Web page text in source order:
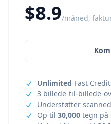
$8.9/måned,
Unlimited Fast
3 billede-til-billede-
Understøtter
Op til 30,000 tegn på